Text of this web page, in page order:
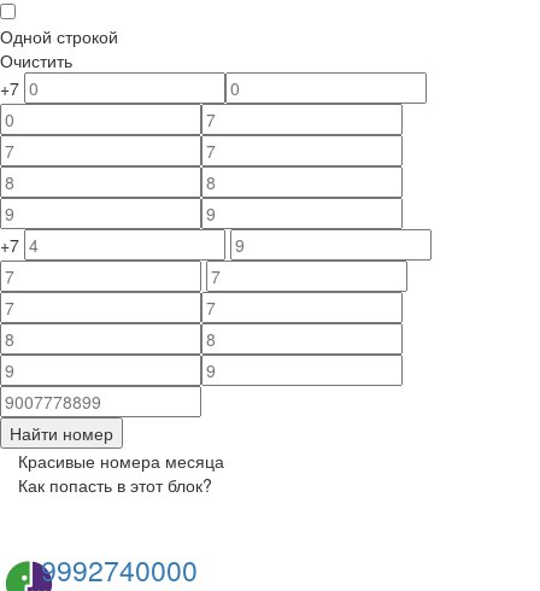
Одной строкой
Очистить
+7
+7
Найти номер
Красивые номера месяца
Как попасть в этот блок?
9992740000